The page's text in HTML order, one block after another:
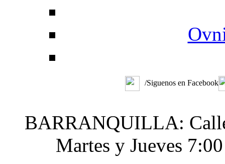
/Siguenos en Facebook
BARRANQUILLA:
Martes y Jueves